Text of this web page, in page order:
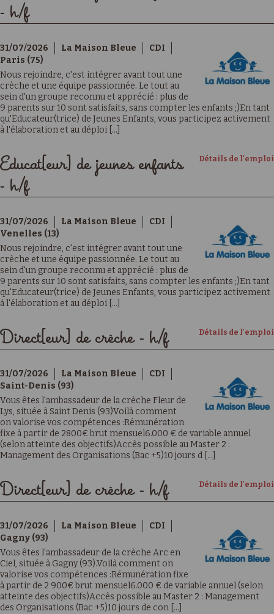
- h/f
31/07/2026 La Maison Bleue
CDI
Paris (75)
Nous rejoindre, c'est intégrer avant tout une
crèche et une équipe passionnée. Le tout au
sein d'un groupe reconnu et apprécié : plus de
9 parents sur 10 sont satisfaits, sans compter les enfants ;)En tant
qu'Educateur(trice) de Jeunes Enfants, vous participez activement
à l'élaboration et au déploi [...]
Détails de l'emploi
Educat[eur] de jeunes enfants
- h/f
31/07/2026 La Maison Bleue
CDI
Venelles (13)
Nous rejoindre, c'est intégrer avant tout une
crèche et une équipe passionnée. Le tout au
sein d'un groupe reconnu et apprécié : plus de
9 parents sur 10 sont satisfaits, sans compter les enfants ;)En tant
qu'Educateur(trice) de Jeunes Enfants, vous participez activement
à l'élaboration et au déploi [...]
Détails de l'emploi
Direct[eur] de crèche - h/f
31/07/2026 La Maison Bleue
CDI
Saint-Denis (93)
Vous êtes l'ambassadeur de la crèche Fleur de
Lys, située à Saint Denis (93)Voilà comment
on valorise vos compétences :Rémunération
fixe à partir de 2800€ brut mensuel6.000 € de variable annuel
(selon atteinte des objectifs)Accès possible au Master 2 :
Management des Organisations (Bac +5)10 jours d [...]
Détails de l'emploi
Direct[eur] de crèche - h/f
31/07/2026 La Maison Bleue
CDI
Gagny (93)
Vous êtes l'ambassadeur de la crèche Arc en
Ciel, située à Gagny (93).Voilà comment on
valorise vos compétences :Rémunération fixe
à partir de 2 900€ brut mensuel6.000 € de variable annuel (selon
atteinte des objectifs)Accès possible au Master 2 : Management
des Organisations (Bac +5)10 jours de con [...]